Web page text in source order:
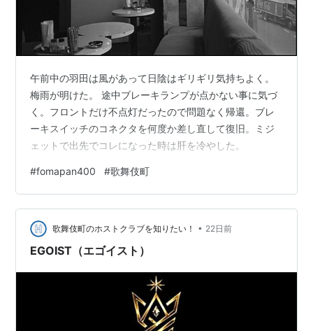
午前中の羽田は風があって日陰はギリギリ気持ちよく。
梅雨が明けた。 途中ブレーキランプが点かない事に気づ
く。フロントだけ不点灯だったので問題なく帰還。ブレ
ーキスイッチのコネクタを何度か差し直して復旧。ミジ
ェットで出先でコレになった時は肝を冷やした。
#fomapan400 #歌舞伎町
歌舞伎町のホストクラブを知りたい！ • 22日前
EGOIST（エゴイスト）